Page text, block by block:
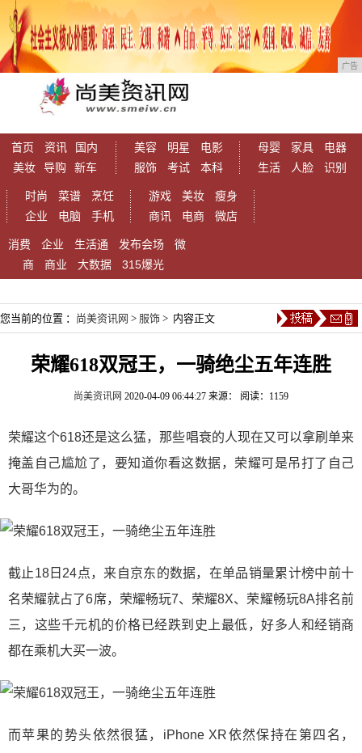
广告
首页 资讯
国内
美妆
导购 新车
美容 明星
电影
服饰
考试 本科
母婴 家具
电器
生活
人脸 识别
时尚 菜谱
烹饪
企业
电脑 手机
游戏 美妆
瘦身
商讯
电商 微店
消费 企业 生活通 发布会场
微
商
商业 大数据 315爆光
您当前的位置 ： 尚美资讯网 > 服饰 > 内容正文
荣耀618双冠王，一骑绝尘五年连胜
尚美资讯网 2020-04-09 06:44:27 来源： 阅读：1159
荣耀这个618还是这么猛，那些唱衰的人现在又可以拿刷单来
掩盖自己尴尬了，要知道你看这数据，荣耀可是吊打了自己
大哥华为的。
截止18日24点，来自京东的数据，在单品销量累计榜中前十
名荣耀就占了6席，荣耀畅玩7、荣耀8X、荣耀畅玩8A排名前
三，这些千元机的价格已经跌到史上最低，好多人和经销商
都在乘机大买一波。
而苹果的势头依然很猛，iPhone XR依然保持在第四名，